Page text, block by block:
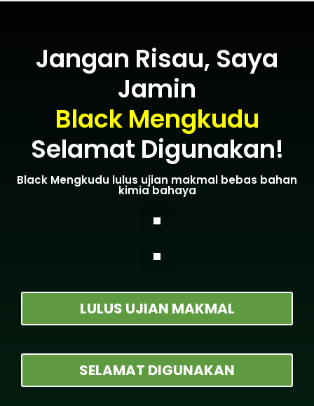
Jangan Risau, Saya
Jamin
Black Mengkudu
Selamat Digunakan!
Black Mengkudu lulus ujian makmal bebas bahan
kimia bahaya
LULUS UJIAN MAKMAL
SELAMAT DIGUNAKAN